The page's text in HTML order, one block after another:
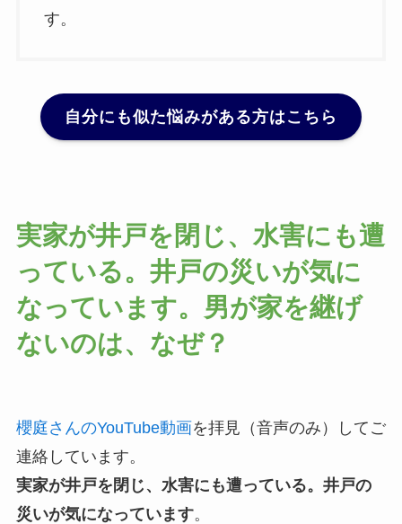
す。
自分にも似た悩みがある方はこちら
実家が井戸を閉じ、水害にも遭
っている。井戸の災いが気に
なっています。男が家を継げ
ないのは、なぜ？
櫻庭さんのYouTube動画を拝見（音声のみ）してご
連絡しています。
実家が井戸を閉じ、水害にも遭っている。井戸の
災いが気になっています。